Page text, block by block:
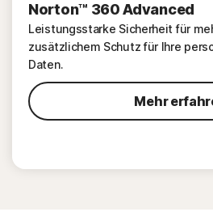
Norton™ 360 Advanced
Leistungsstarke Sicherheit für
zusätzlichem Schutz für Ihre
Daten.
Mehr